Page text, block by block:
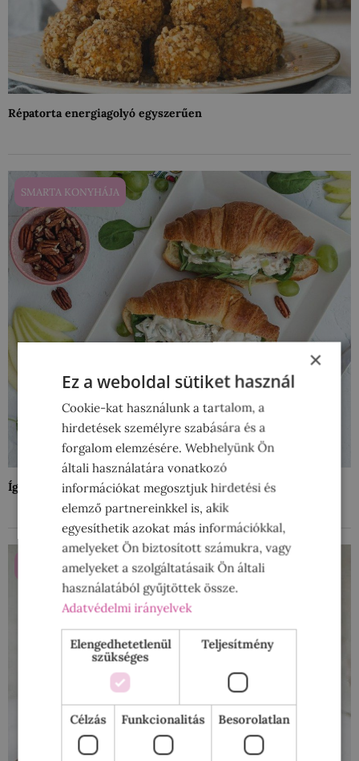
Répatorta energiagolyó egyszerűen
SMARTA KONYHÁJA
Így készíts maradék húsból mennyei szendvicset!
ÉDES FALATOK
×
Ez a weboldal sütiket használ
Cookie-kat használunk a tartalom, a
hirdetések személyre szabására és a
forgalom elemzésére. Webhelyünk Ön
általi használatára vonatkozó
információkat megosztjuk hirdetési és
elemző partnereinkkel is, akik
egyesíthetik azokat más információkkal,
amelyeket Ön biztosított számukra, vagy
amelyeket a szolgáltatásaik Ön általi
használatából gyűjtöttek össze.
Adatvédelmi irányelvek
Elengedhetetlenül
szükséges
Teljesítmény
Célzás Funkcionalitás Besorolatlan